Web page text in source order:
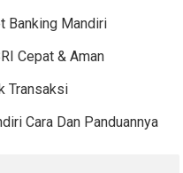
Banking Mandiri
Cepat & Aman
Transaksi
Cara Dan Panduannya